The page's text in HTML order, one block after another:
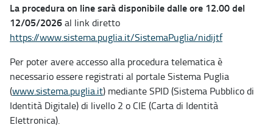
La procedura on line sarà disponibile dalle ore 12.00 del
12/05/2026al link diretto
https://www.sistema.puglia.it/SistemaPuglia/nidijtf
Per poter avere accesso alla procedura telematica è
necessario essere registrati al portale Sistema Puglia
(www.sistema.puglia.it) mediante SPID (Sistema Pubblico di
Identità Digitale) di livello 2 o CIE (Carta di Identità
Elettronica).